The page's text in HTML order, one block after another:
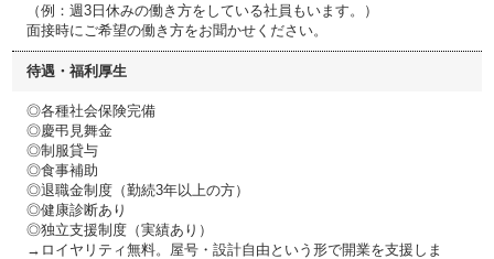
（例：週3日休みの働き方をしている社員もいます。）
面接時にご希望の働き方をお聞かせください。
待遇・福利厚生
◎各種社会保険完備
◎慶弔見舞金
◎制服貸与
◎食事補助
◎退職金制度（勤続3年以上の方）
◎健康診断あり
◎独立支援制度（実績あり）
→ロイヤリティ無料。屋号・設計自由という形で開業を支援しま